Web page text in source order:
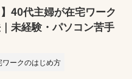
】40代主婦が在宅ワーク
未経験・パソコン苦手
ワークのはじめ方